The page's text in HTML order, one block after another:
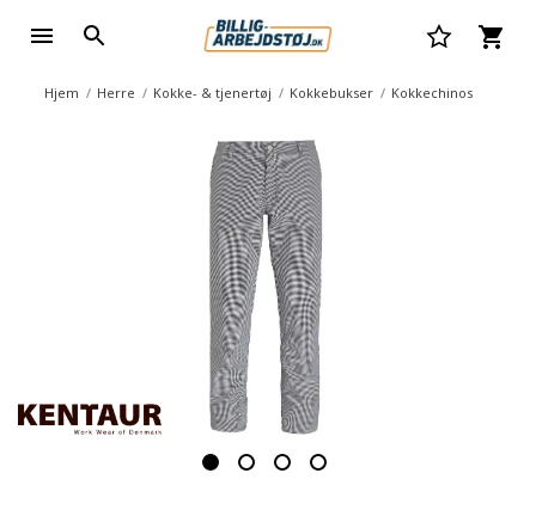
Hjem Herre Kokke- & tjenertøj Kokkebukser Kokkechinos